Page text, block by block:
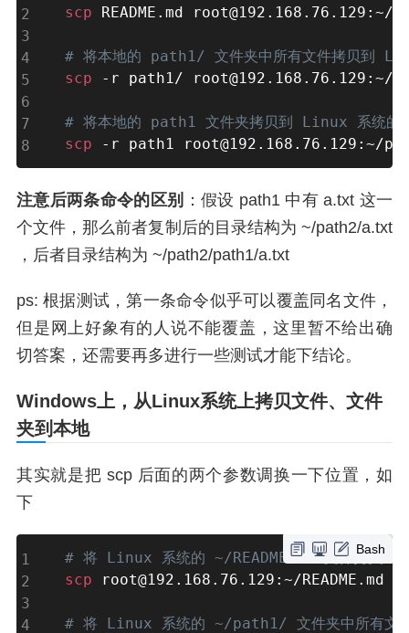
scp README.md root@192.168.76.129:~/
# 将本地的 path1/ 文件夹中所有文件拷贝到
scp -r path1/ root@192.168.76.129:~/
# 将本地的 path1 文件夹拷贝到 Linux 系统
scp -r path1 root@192.168.76.129:~/
注意后两条命令的区别
：假设 path1 中有 a.txt 这一
个文件，那么前者复制后的目录结构为 ~/path2/a.txt
，后者目录结构为 ~/path2/path1/a.txt
ps: 根据测试，第一条命令似乎可以覆盖同名文件，
但是网上好象有的人说不能覆盖，这里暂不给出确
切答案，还需要再多进行一些测试才能下结论。
Windows上，从Linux系统上拷贝文件、文件
夹到本地
其实就是把 scp 后面的两个参数调换一下位置，如
下
Bash
# 将 Linux 系统的 ~/README.md 文件拷贝到
scp root@192.168.76.129:~/README.md
# 将 Linux 系统的 ~/path1/ 文件夹中所有文